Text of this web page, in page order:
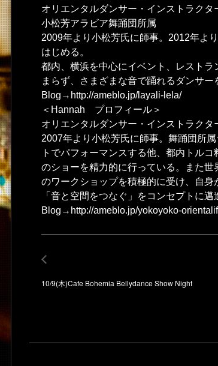
オリエンタルダンサー・インストラクタ
小松芳アラビア舞踊団所属
2009年より小松芳氏に師事。2012年よ
はじめる。
都内、横浜を中心にイベント、レスト
まらず、さまざまな音で踊れるダンサー
Blog→http://ameblo.jp/layali-lela/
＜Hannah プロフィール＞
オリエンタルダンサー・インストラクタ
2007年より小松芳氏に師事。舞踊団所
トでパフォーマンスする他、都内トル
のショーを精力的に行っている。また
のワークショップを積極的に受け、自身
「音と空間をつなぐ」をコンセプトに邁
Blog→http://ameblo.jp/yokoyoko-
10/9(木)Cafe Bohemia Bellydance Show Night